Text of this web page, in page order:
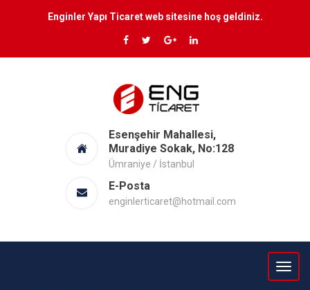
Enginler Yapı Ticaret web sitesine hoş geldiniz.
Esenşehir Mahallesi,
Muradiye Sokak, No:128
Ümraniye / İstanbul
E-Posta
enginlerticaret@hotmail.com